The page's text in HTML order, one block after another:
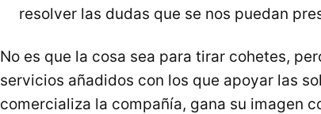
resolver las dudas que se nos puedan
No es que la cosa sea para tirar cohetes,
servicios añadidos con los que apoyar las
comercializa la compañía, gana su imagen